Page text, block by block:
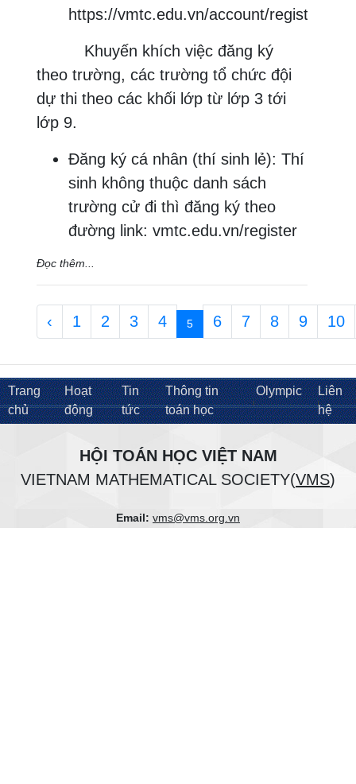
https://vmtc.edu.vn/account/register
Khuyến khích việc đăng ký
theo trường, các trường tổ chức đội
dự thi theo các khối lớp từ lớp 3 tới
lớp 9.
Đăng ký cá nhân (thí sinh lẻ): Thí
sinh không thuộc danh sách
trường cử đi thì đăng ký theo
đường link:vmtc.edu.vn/register
Đọc thêm...
‹ 1 2 3 4 5 6 7 8 9 10
Trang
chủ
Hoạt
động
Tin
tức
Thông tin
toán học
Olympic
Liên
hệ
HỘI TOÁN HỌC VIỆT NAM
VIETNAM MATHEMATICAL SOCIETY(VMS)
Email: vms@vms.org.vn